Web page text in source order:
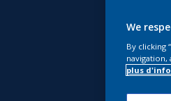
We
By clicking
navigation,
plus